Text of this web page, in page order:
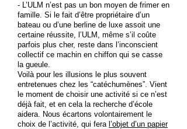
- L’ULM n’est pas un bon moyen de frimer en
famille. Si le fait d’être propriétaire d’un
bateau ou d’une berline de luxe assoit une
certaine réussite, l’ULM, même s’il coûte
parfois plus cher, reste dans l’inconscient
collectif ce machin en chiffon qui se casse
la gueule.
Voilà pour les illusions le plus souvent
entretenues chez les “catéchumènes”. Vient
le moment de choisir une activité si ce n’est
déjà fait, et en cela la recherche d’école
aidera. Nous écartons volontairement le
choix de l’activité, qui fera l’objet d’un papier